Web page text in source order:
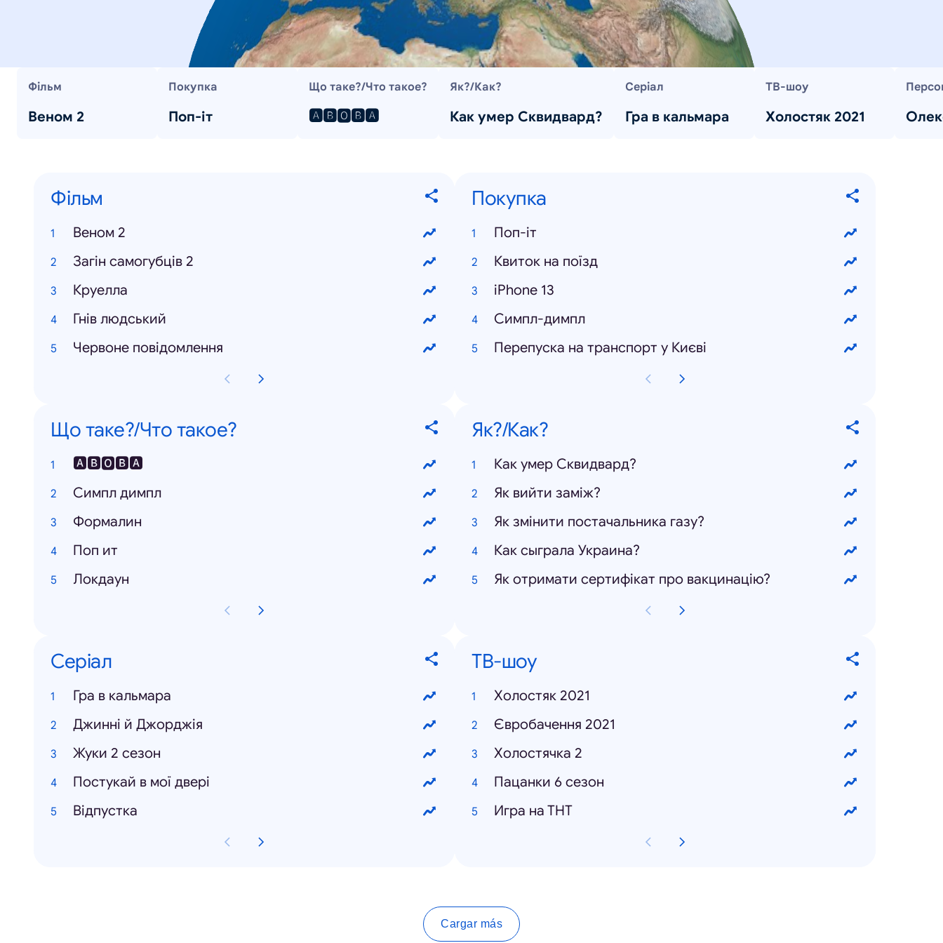
Фільм
Веном 2
Покупка
Поп-іт
Що таке?/Что такое?
🅰🅱🅾🅱🅰
Як?/Как?
Как умер Сквидвард?
Серіал
Гра в кальмара
ТВ-шоу
Холостяк 2021
Фільм
Веном 2
Загін самогубців 2
Круелла
Гнів людський
Червоне повідомлення
Покупка
Поп-іт
Квиток на поїзд
iPhone 13
Симпл-димпл
Перепуска на транспорт у Києві
Що таке?/Что такое?
🅰🅱🅾🅱🅰
Симпл димпл
Формалин
Поп ит
Локдаун
Як?/Как?
Как умер Сквидвард?
Як вийти заміж?
Як змінити постачальника газу?
Как сыграла Украина?
Як отримати сертифікат про вакцинацію?
Серіал
Гра в кальмара
Джинні й Джорджія
Жуки 2 сезон
Постукай в мої двері
Відпустка
ТВ-шоу
Холостяк 2021
Євробачення 2021
Холостячка 2
Пацанки 6 сезон
Игра на ТНТ
Cargar más